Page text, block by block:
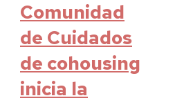
Comunidad
de Cuidados
de cohousing
inicia la